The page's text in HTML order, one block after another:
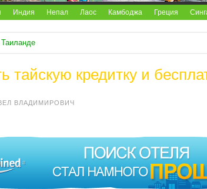
Индия Непал Лаос Камбоджа Греция
тайскую кредитку и
ВЛАДИМИРОВИЧ